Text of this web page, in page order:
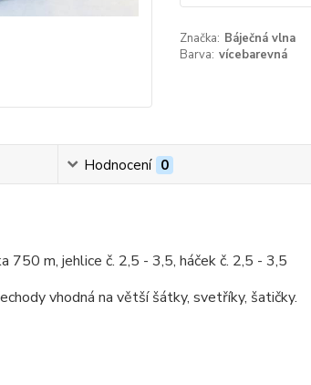
Značka: Báječná vlna
Barva: vícebarevná
Hodnocení 0
m, jehlice č. 2,5 - 3,5, háček č. 2,5 - 3,5
vhodná na větší šátky, svetříky, šatičky.